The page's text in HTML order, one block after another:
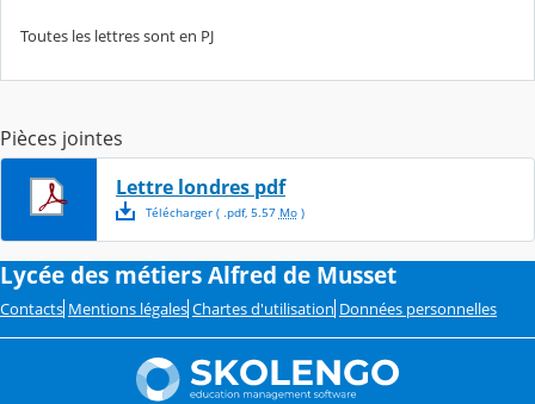
Toutes les lettres sont en PJ
Pièces jointes
Lettre londres pdf
Télécharger( .pdf, 5.57 Mo)
Lycée des métiers Alfred de Musset
Contacts Mentions légales Chartes d'utilisation Données personnelles